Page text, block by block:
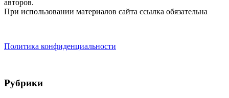
авторов.
При использовании материалов сайта ссылка обязательна
Политика конфиденциальности
Рубрики